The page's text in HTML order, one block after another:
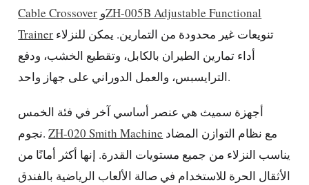
Cable Crossover وZH-005B Adjustable Functional
Trainer
أداء تمارين الطيران بالكابل، وتقطيع الخشب، ودفع
الترايسبس، والعمل الدوراني على جهاز واحد.
أجهزة سميث هي عنصر أساسي آخر في فئة الخمس
نجوم.ZH-020 Smith Machine
يناسب النزلاء من جميع مستويات القدرة. إنها أكثر أمانًا من
الأثقال الحرة للاستخدام في صالة الألعاب الرياضية بالفندق